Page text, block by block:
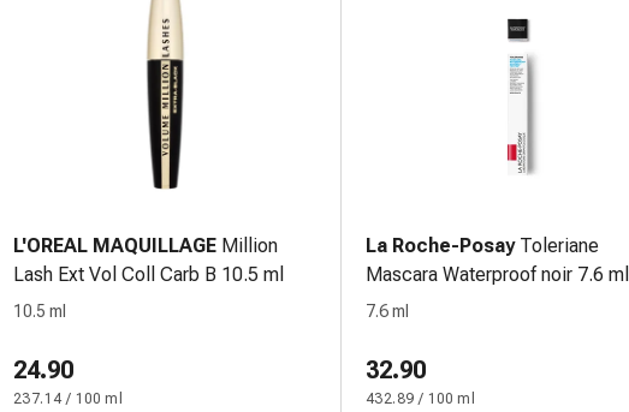
L'OREAL MAQUILLAGE Million
Lash Ext Vol Coll Carb B 10.5 ml
10.5 ml
24.90
237.14 / 100 ml
La Roche-Posay Toleriane
Mascara Waterproof noir 7.6 ml
7.6 ml
32.90
432.89 / 100 ml